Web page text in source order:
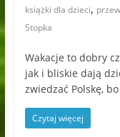
książki dla dzieci,
Stopka
Wakacje to dobry
jak i bliskie dają
zwiedzać Polskę, bo
Czytaj więcej